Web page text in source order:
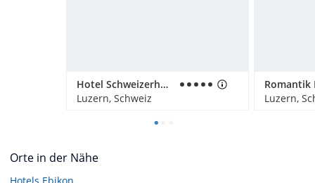
Hotel Schweizerhof Luzern
Luzern, Schweiz
Luzern,
Orte in der Nähe